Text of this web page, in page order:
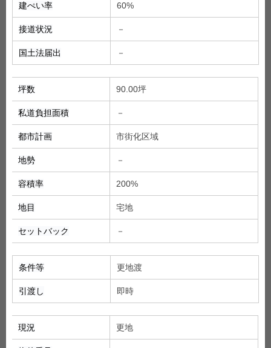
建ぺい率 60%
接道状況 －
国土法届出 －
坪数 90.00坪
私道負担面積 －
都市計画 市街化区域
地勢 －
容積率 200%
地目 宅地
セットバック －
条件等 更地渡
引渡し 即時
現況 更地